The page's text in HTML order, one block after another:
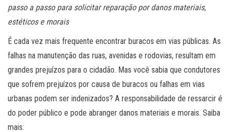
passo a passo para solicitar reparação por danos materiais,
estéticos e morais
É cada vez mais frequente encontrar buracos em vias públicas. As
falhas na manutenção das ruas, avenidas e rodovias, resultam em
grandes prejuízos para o cidadão. Mas você sabia que condutores
que sofrem prejuízos por causa de buracos ou falhas em vias
urbanas podem ser indenizados? A responsabilidade de ressarcir é
do poder público e pode abranger danos materiais e morais. Saiba
mais: